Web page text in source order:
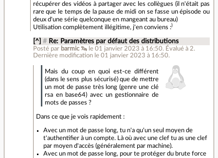
récupérer des vidéos à partager avec les collègues (il n'était pas
rare que le temps de la pause de midi on se fasse un épisode ou
deux d'une série quelconque en mangeant au bureau)
Utilisation complètement illégitime, j'en conviens :)
[^] # Re: Paramètres par défaut des distributions
Posté par barmic 🦦 le 01 janvier 2023 à 16:50. Évalué à 2.
Dernière modification le 01 janvier 2023 à 16:50.
Mais du coup en quoi est-ce différent
(dans le sens plus sécurisé) que de mettre
un mot de passe très long (genre une clé
rsa en base64) avec un gestionnaire de
mots de passes ?
Dans ce que je vois rapidement :
Avec un mot de passe long, tu n'a qu'un seul moyen de
t'authentifier à un compte. Là où avec une clef tu as une clef
par moyen d'accès (généralement par machine).
Avec un mot de passe long, pour te protéger du brute force